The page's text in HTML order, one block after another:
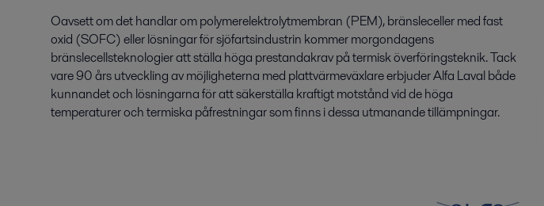
Oavsett om det handlar om polymerelektrolytmembran (PEM), bränsleceller med fast
oxid (SOFC) eller lösningar för sjöfartsindustrin kommer morgondagens
bränslecellsteknologier att ställa höga prestandakrav på termisk överföringsteknik. Tack
vare 90 års utveckling av möjligheterna med plattvärmeväxlare erbjuder Alfa Laval både
kunnandet och lösningarna för att säkerställa kraftigt motstånd vid de höga
temperaturer och termiska påfrestningar som finns i dessa utmanande tillämpningar.